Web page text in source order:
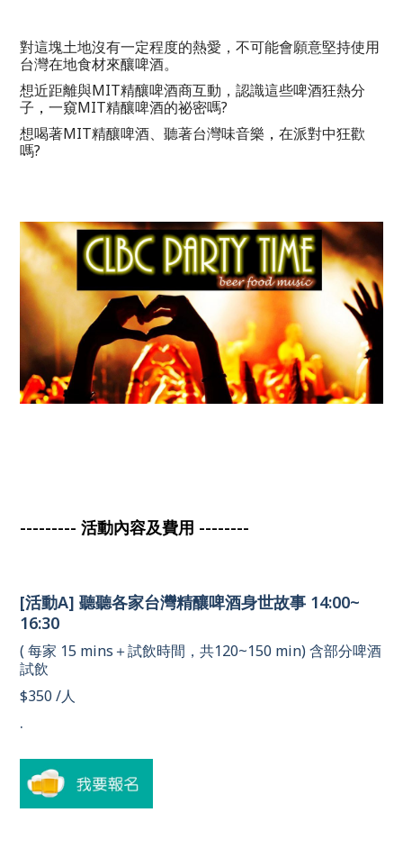
對這塊土地沒有一定程度的熱愛，不可能會願意堅持使用
台灣在地食材來釀啤酒。
想近距離與MIT精釀啤酒商互動，認識這些啤酒狂熱分
子 ，一窺MIT精釀啤酒的祕密嗎?
想喝著MIT精釀啤酒、聽著台灣味音樂 ，在派對中狂歡
嗎?
--------- 活動內容及費用 --------
[活動A] 聽聽各家台灣精釀啤酒身世故事 14:00~
16:30
( 每家 15 mins＋試飲時間，共120~150 min) 含部分啤酒
試飲
$350 /人
.